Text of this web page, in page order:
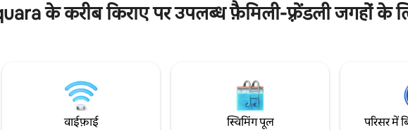
के करीब किराए पर उपलब्ध फ़ैमिली-फ़्रेंडली जगहों के
वाईफ़ाई स्विमिंग पूल परिसर में